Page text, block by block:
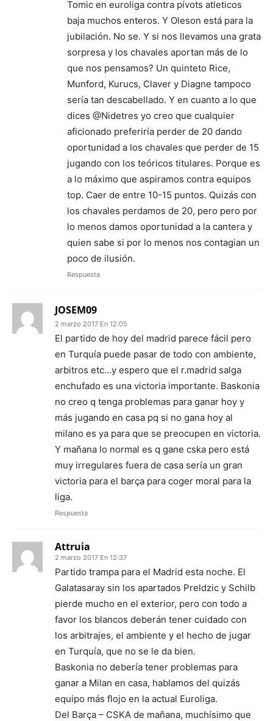
Tomic en euroliga contra pívots atleticos
baja muchos enteros. Y Oleson está para la
jubilación. No se. Y si nos llevamos una grata
sorpresa y los chavales aportan más de lo
que nos pensamos? Un quinteto Rice,
Munford, Kurucs, Claver y Diagne tampoco
sería tan descabellado. Y en cuanto a lo que
dices @Nidetres yo creo que cualquier
aficionado preferiría perder de 20 dando
oportunidad a los chavales que perder de 15
jugando con los teóricos titulares. Porque es
a lo máximo que aspiramos contra equipos
top. Caer de entre 10-15 puntos. Quizás con
los chavales perdamos de 20, pero pero por
lo menos damos oportunidad a la cantera y
quien sabe si por lo menos nos contagian un
poco de ilusión.
Respuesta
JOSEM09
2 marzo 2017 En 12:05
El partido de hoy del madrid parece fácil pero
en Turquía puede pasar de todo con ambiente,
arbitros etc…y espero que el r.madrid salga
enchufado es una victoria importante. Baskonia
no creo q tenga problemas para ganar hoy y
más jugando en casa pq si no gana hoy al
milano es ya para que se preocupen en victoria.
Y mañana lo normal es q gane cska pero está
muy irregulares fuera de casa sería un gran
victoria para el barça para coger moral para la
liga.
Respuesta
Attruia
2 marzo 2017 En 12:37
Partido trampa para el Madrid esta noche. El
Galatasaray sin los apartados Preldzic y Schilb
pierde mucho en el exterior, pero con todo a
favor los blancos deberán tener cuidado con
los arbitrajes, el ambiente y el hecho de jugar
en Turquía, que no se le da bien.
Baskonia no debería tener problemas para
ganar a Milan en casa, hablamos del quizás
equipo más flojo en la actual Euroliga.
Del Barça – CSKA de mañana, muchísimo que